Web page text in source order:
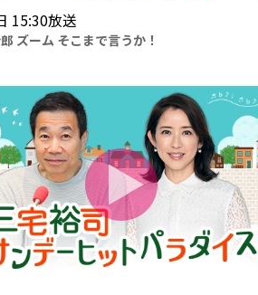
15:30放送
ズーム そこまで言うか！